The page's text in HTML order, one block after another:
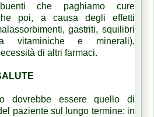
che paghiamo cure
poi, a causa degli effetti
gastriti, squilibri
vitaminiche e minerali),
di altri farmaci.
dovrebbe essere quello di
paziente sul lungo termine: in